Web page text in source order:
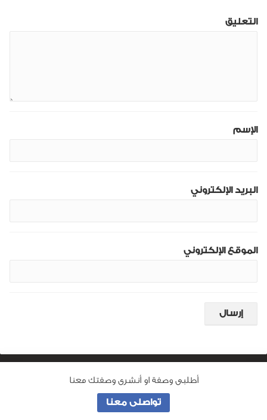
أطلبى وصفة او أنشرى وصفتك معنا
تواصلى معنا
التعليق
الإسم
البريد الإلكتروني
الموقع الإلكتروني
من نحن
جميع الحقوق محفوظة لـوصفة ماما